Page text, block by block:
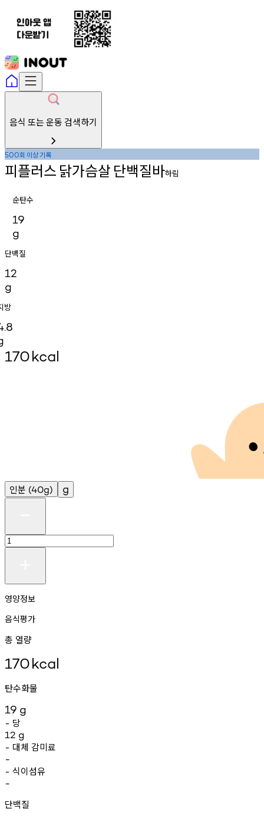
음식 또는 운동 검색하기
500회 이상기록
피플러스 닭가슴살 단백질바하림
순탄수
19
g
단백질
12
g
방
170kcal
인분 (40g) g
영양정보
음식평가
총 열량
170kcal
탄수화물
19 g
- 당
12 g
- 대체 감미료
-
- 식이섬유
-
단백질